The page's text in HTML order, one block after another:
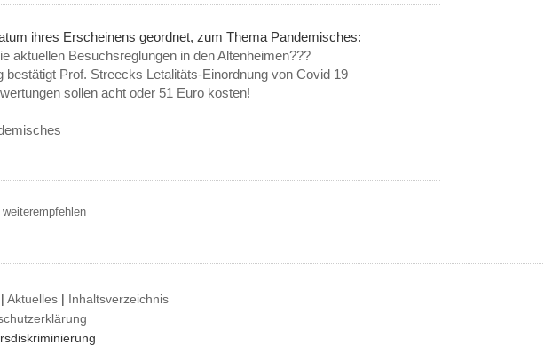
ihres Erscheinens geordnet, zum Thema Pandemisches:
aktuellen Besuchsreglungen in den Altenheimen???
bestätigt Prof. Streecks Letalitäts-Einordnung von Covid 19
sollen acht oder 51 Euro kosten!
| Aktuelles | Inhaltsverzeichnis